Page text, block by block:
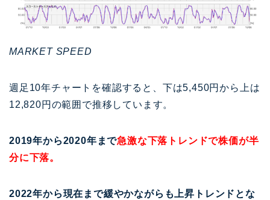
MARKET SPEED
週足10年チャートを確認すると、下は5,450円から上は
12,820円の範囲で推移しています。
2019年から2020年まで急激な下落トレンドで株価が半
分に下落。
2022年から現在まで緩やかながらも上昇トレンドとな